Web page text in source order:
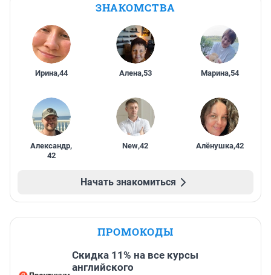
ЗНАКОМСТВА
Ирина,44 Алена,53 Марина,54
Александр,
42
New,42 Алёнушка,42
Начать знакомиться
ПРОМОКОДЫ
Скидка 11% на все курсы
английского